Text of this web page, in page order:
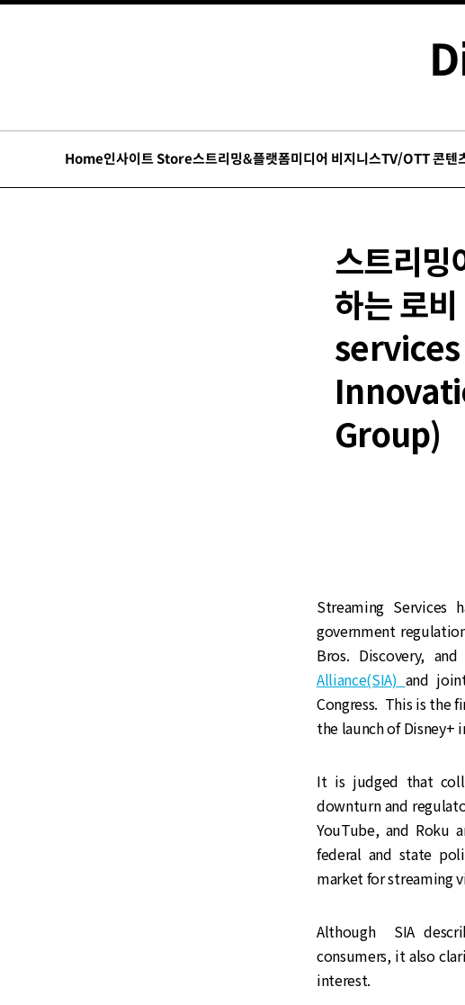
Home인사이트 Store스트리밍&플랫폼미디어 비지니스TV/OTT 콘텐
스트리밍
하는 로
Group)
Streaming
government
Bros. Discovery,
Alliance(SIA) and
Congress. This is the
the launch of Disney+
It is judged that
downturn and
YouTube, and Roku
federal and state
market for streaming
Although SIA
consumers, it also
interest.